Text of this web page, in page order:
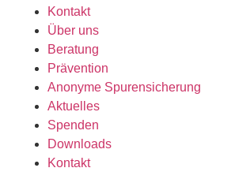
Kontakt
Über uns
Beratung
Prävention
Anonyme Spurensicherung
Aktuelles
Spenden
Downloads
Kontakt